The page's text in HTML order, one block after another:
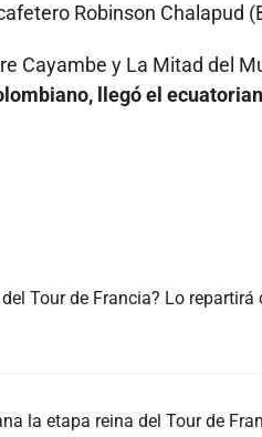
Robinson Chalapud
Cayambe y La Mitad del
llegó el
Tour de Francia? Lo repartirá
la etapa reina del Tour de